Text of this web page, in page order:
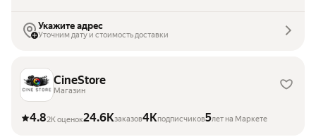
Укажите адрес
Уточним дату и стоимость доставки
CineStore
Магазин
4.82K оценок24.6Kзаказов4Kподписчиков5лет на Маркете